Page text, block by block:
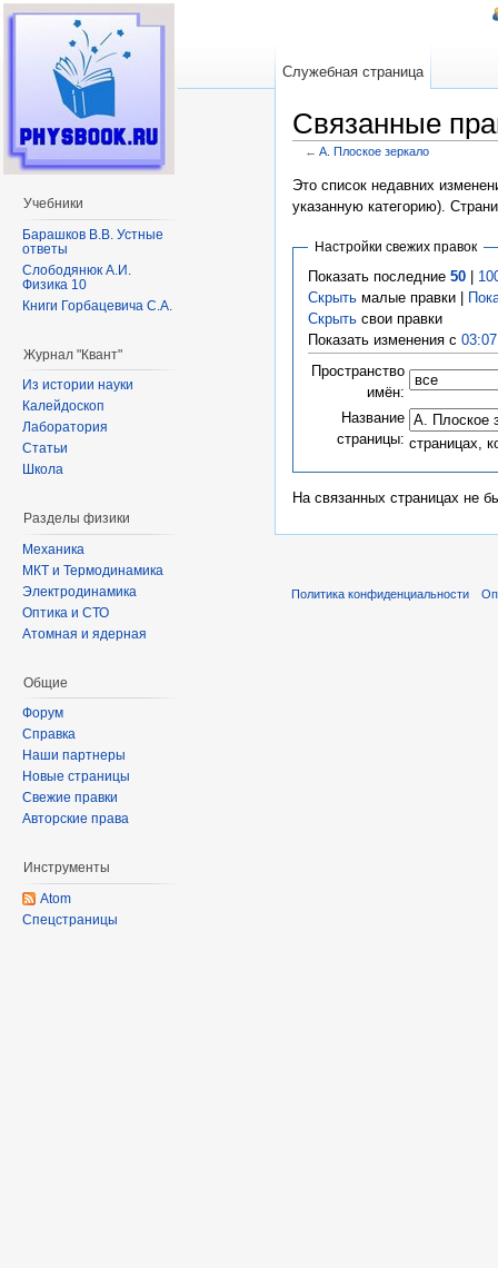
Связанные
← A. Плоское зеркало
Это список недавних
указанную категорию).
Настройки свежих правок
Показать последние 50|
Скрытьмалые правки |
Скрытьсвои правки
Показать изменения с
Пространство
имён:
Название
страницы: страницах,
На связанных страницах не
Служебная страница
Учебники
Барашков В.В. Устные
ответы
Слободянюк А.И.
Физика 10
Книги Горбацевича С.А.
Журнал "Квант"
Из истории науки
Калейдоскоп
Лаборатория
Статьи
Школа
Разделы физики
Механика
МКТ и Термодинамика
Электродинамика
Оптика и СТО
Атомная и ядерная
Общие
Форум
Справка
Наши партнеры
Новые страницы
Свежие правки
Авторские права
Инструменты
Atom
Спецстраницы
Политика конфиденциальности